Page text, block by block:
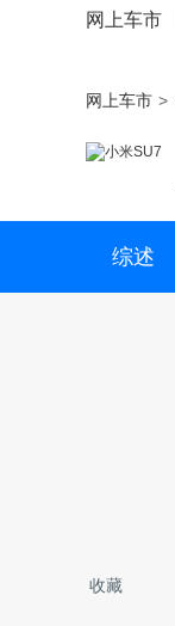
网上车市
网上车市 >
综述
收藏